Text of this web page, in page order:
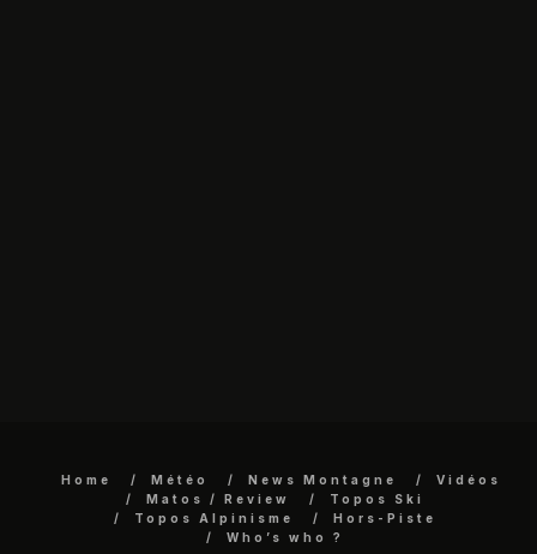
Home Météo News Montagne
Vidéos
Matos / Review
Topos Ski
Topos Alpinisme
Hors-Piste
Who’s who ?